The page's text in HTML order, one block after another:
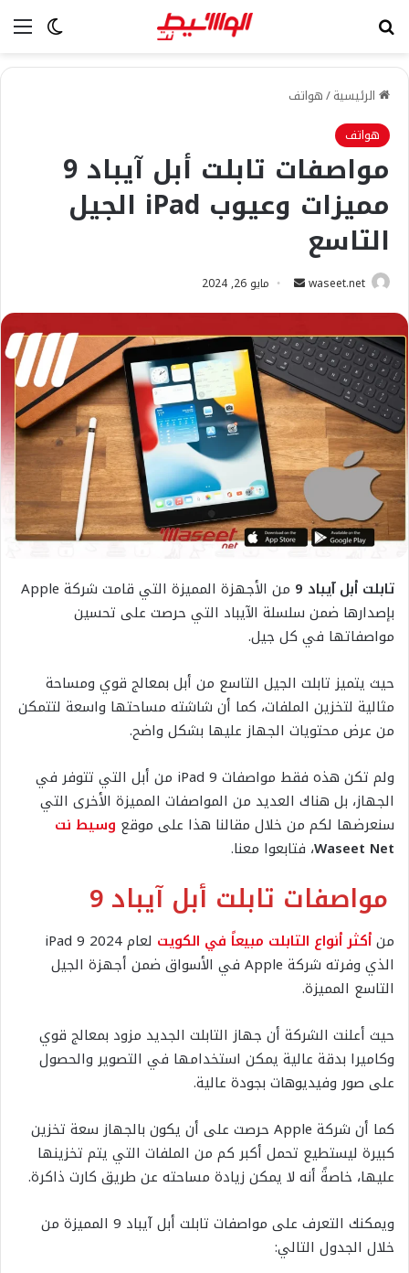
الرئيسية/هواتف
هواتف
مواصفات تابلت أبل آيباد 9
مميزات وعيوب iPad الجيل
التاسع
waseet.net
أرسل مايو 26, 2024
تابلت أبل آيباد 9
من الأجهزة المميزة التي قامت شركة Apple
بإصدارها ضمن سلسلة الآيباد التي حرصت على تحسين
مواصفاتها في كل جيل.
حيث يتميز تابلت الجيل التاسع من أبل بمعالج قوي ومساحة
مثالية لتخزين الملفات، كما أن شاشته مساحتها واسعة لتتمكن
من عرض محتويات الجهاز عليها بشكل واضح.
ولم تكن هذه فقط مواصفات iPad 9 من أبل التي تتوفر في
الجهاز، بل هناك العديد من المواصفات المميزة الأخرى التي
سنعرضها لكم من خلال مقالنا هذا على موقع وسيط نت
Waseet Net، فتابعوا معنا.
مواصفات تابلت أبل آيباد 9
منأكثر أنواع التابلت مبيعاً في الكويت
لعام 2024 iPad 9
الذي وفرته شركة Apple في الأسواق ضمن أجهزة الجيل
التاسع المميزة.
حيث أعلنت الشركة أن جهاز التابلت الجديد مزود بمعالج قوي
وكاميرا بدقة عالية يمكن استخدامها في التصوير والحصول
على صور وفيديوهات بجودة عالية.
كما أن شركة Apple حرصت على أن يكون بالجهاز سعة تخزين
كبيرة ليستطيع تحمل أكبر كم من الملفات التي يتم تخزينها
عليها، خاصةً أنه لا يمكن زيادة مساحته عن طريق كارت ذاكرة.
ويمكنك التعرف على مواصفات تابلت أبل آيباد 9 المميزة من
خلال الجدول التالي: